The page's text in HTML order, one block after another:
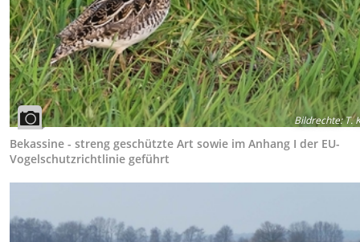
Bildrechte:T.
Bekassine - streng geschützte Art sowie im Anhang I der EU-
Vogelschutzrichtlinie geführt